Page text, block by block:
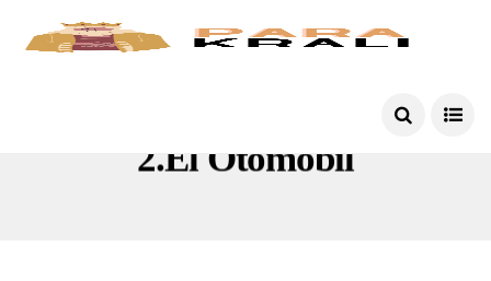
2.el Otomobil